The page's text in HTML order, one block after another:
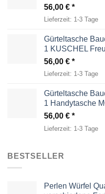
56,00 €
Lieferzeit: 1-3 Tage
Gürteltasche
1 KUSCHEL
56,00 €
Lieferzeit: 1-3 Tage
Gürteltasche
1 Handytasche
56,00 €
Lieferzeit: 1-3 Tage
BESTSELLER
Perlen Würfel